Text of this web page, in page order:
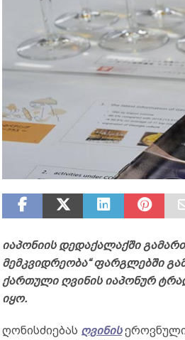
იაპონიის დედაქალაქში
მემკვიდრეობა“ ფარგლებში
ქართული ღვინის იაპონურ
იყო.
ღონისძიებას ღვინისეროვნული